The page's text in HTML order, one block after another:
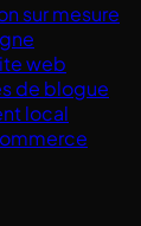
sur mesure
web
de blogue
local